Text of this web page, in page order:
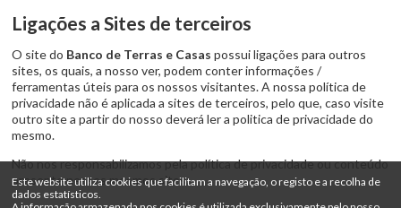
Este website utiliza cookies que facilitam a navegação, o registo e a recolha de
dados estatísticos.
Ligações a Sites de terceiros
O site do Banco de Terras e Casas possui ligações para outros
sites, os quais, a nosso ver, podem conter informações /
ferramentas úteis para os nossos visitantes. A nossa política de
privacidade não é aplicada a sites de terceiros, pelo que, caso visite
outro site a partir do nosso deverá ler a politica de privacidade do
mesmo.
Não nos responsabilizamos pela política de privacidade ou conteúdo
presente nesses mesmos sites.